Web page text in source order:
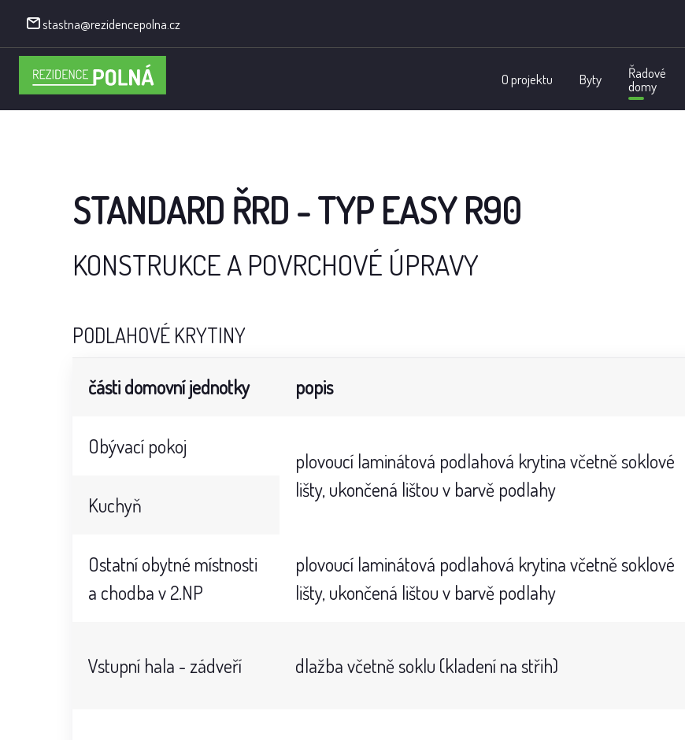
stastna@rezidencepolna.cz
O projektu Byty
Řadové
domy
STANDARD ŘRD - TYP EASY R90
KONSTRUKCE A POVRCHOVÉ ÚPRAVY
PODLAHOVÉ KRYTINY
části domovní jednotky popis
Obývací pokoj
plovoucí laminátová podlahová krytina včetně soklové
lišty, ukončená lištou v barvě podlahy
Kuchyň
Ostatní obytné místnosti
a chodba v 2.NP
plovoucí laminátová podlahová krytina včetně soklové
lišty, ukončená lištou v barvě podlahy
Vstupní hala - zádveří dlažba včetně soklu (kladení na střih)